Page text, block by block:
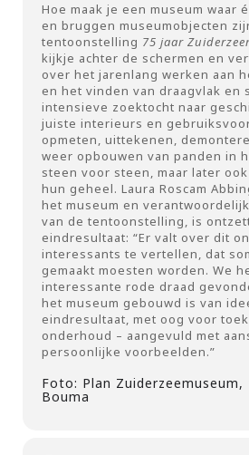
Hoe maak je een museum waar
en bruggen museumobjecten
tentoonstelling 75 jaar
kijkje achter de schermen en
over het jarenlang werken aan
en het vinden van draagvlak en
intensieve zoektocht naar
juiste interieurs en
opmeten, uittekenen,
weer opbouwen van panden in
steen voor steen, maar later
hun geheel. Laura Roscam
het museum en
van de tentoonstelling, is
eindresultaat: “Er valt over dit
interessants te vertellen, dat
gemaakt moesten worden. We
interessante rode draad
het museum gebouwd is van
eindresultaat, met oog voor
onderhoud – aangevuld met
persoonlijke voorbeelden.”
Foto: Plan Zuiderzeemuseum,
Bouma